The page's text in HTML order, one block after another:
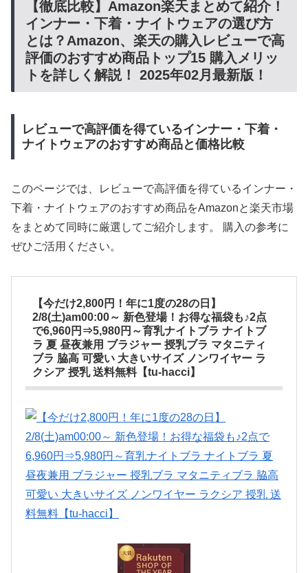
【徹底比較】Amazon楽天まとめて紹介！
インナー・下着・ナイトウェアの選び方
とは？Amazon、楽天の購入レビューで高
評価のおすすめ商品トップ15 購入メリッ
トを詳しく解説！ 2025年02月最新版！
レビューで高評価を得ているインナー・下着・
ナイトウェアのおすすめ商品と価格比較
このページでは、レビューで高評価を得ているインナー・
下着・ナイトウェアのおすすめ商品をAmazonと楽天市場
をまとめて同時に厳選してご紹介します。 購入の参考に
ぜひご活用ください。
【今だけ2,800円！年に1度の28の日】
2/8(土)am00:00～ 新色登場！お得な福袋も♪2点
で6,960円⇒5,980円～育乳ナイトブラ ナイトブ
ラ 夏 昼夜兼用 ブラジャー 授乳ブラ マタニティ
ブラ 脇高 可愛い 大きいサイズ ノンワイヤー ラ
クシア 授乳 送料無料【tu-hacci】